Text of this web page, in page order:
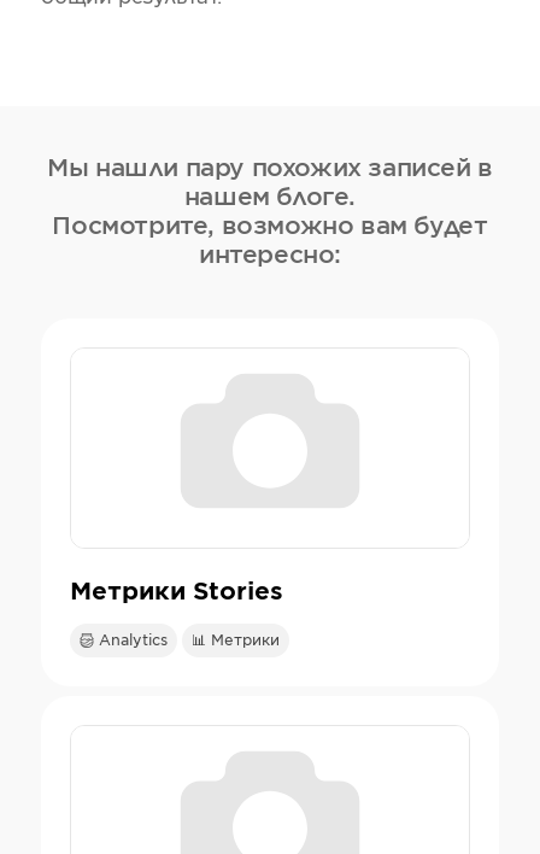
Мы нашли пару похожих записей в
нашем блоге.
Посмотрите, возможно вам будет
интересно:
Метрики Stories
Analytics 📊 Метрики